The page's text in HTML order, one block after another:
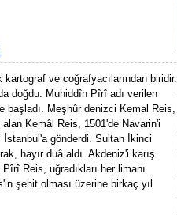
ve coğrafyacılarından biridir.
doğdu. Muhiddîn Pîrî adı verilen
başladı. Meşhûr denizci Kemal Reis,
Kemâl Reis, 1501'de Navarin'i
gönderdi. Sultan İkinci
hayır duâ aldı. Akdeniz'i karış
Reis, uğradıkları her limanı
şehit olması üzerine birkaç yıl